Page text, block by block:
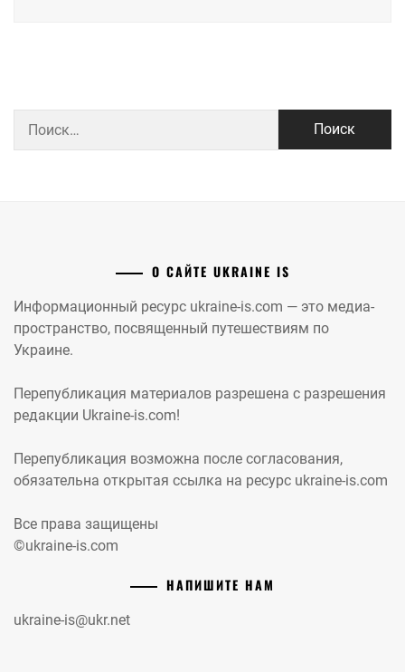
О САЙТЕ UKRAINE IS
Информационный ресурс ukraine-is.com — это медиа-
пространство, посвященный путешествиям по
Украине.
Перепубликация материалов разрешена с разрешения
редакции Ukraine-is.com!
Перепубликация возможна после согласования,
обязательна открытая ссылка на ресурс ukraine-is.com
Все права защищены
©ukraine-is.com
НАПИШИТЕ НАМ
ukraine-is@ukr.net